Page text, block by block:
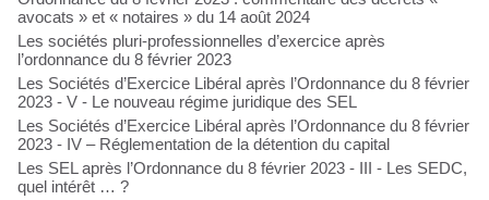
avocats » et « notaires » du 14 août 2024
Les sociétés pluri-professionnelles d’exercice après
l’ordonnance du 8 février 2023
Les Sociétés d’Exercice Libéral après l’Ordonnance du 8 février
2023 - V - Le nouveau régime juridique des SEL
Les Sociétés d’Exercice Libéral après l’Ordonnance du 8 février
2023 - IV – Réglementation de la détention du capital
Les SEL après l’Ordonnance du 8 février 2023 - III - Les SEDC,
quel intérêt … ?